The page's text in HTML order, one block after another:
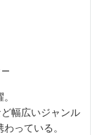
幅広いジャンル
っている。